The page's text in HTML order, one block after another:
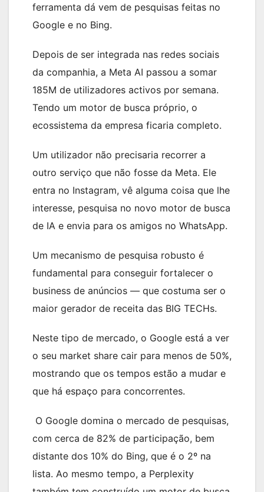
ferramenta dá vem de pesquisas feitas no
Google e no Bing.
Depois de ser integrada nas redes sociais
da companhia, a Meta AI passou a somar
185M de utilizadores activos por semana.
Tendo um motor de busca próprio, o
ecossistema da empresa ficaria completo.
Um utilizador não precisaria recorrer a
outro serviço que não fosse da Meta. Ele
entra no Instagram, vê alguma coisa que lhe
interesse, pesquisa no novo motor de busca
de IA e envia para os amigos no WhatsApp.
Um mecanismo de pesquisa robusto é
fundamental para conseguir fortalecer o
business de anúncios — que costuma ser o
maior gerador de receita das BIG TECHs.
Neste tipo de mercado, o Google está a ver
o seu market share cair para menos de 50%,
mostrando que os tempos estão a mudar e
que há espaço para concorrentes.
O Google domina o mercado de pesquisas,
com cerca de 82% de participação, bem
distante dos 10% do Bing, que é o 2º na
lista. Ao mesmo tempo, a Perplexity